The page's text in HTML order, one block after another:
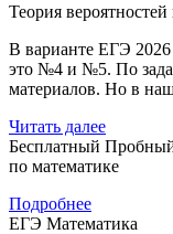
Теория
В варианте ЕГЭ 2026
это №4 и №5. По
материалов. Но в
Читать далее
Бесплатный
по математике
Подробнее
ЕГЭ Математика